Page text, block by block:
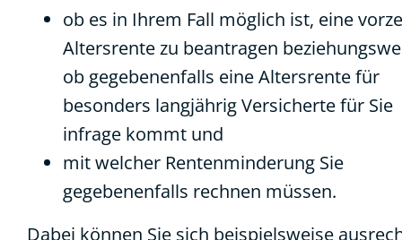
ob es in Ihrem Fall möglich ist, eine
Altersrente zu beantragen
ob gegebenenfalls eine Altersrente für
besonders langjährig Versicherte für Sie
infrage kommt und
mit welcher Rentenminderung Sie
gegebenenfalls rechnen müssen.
Dabei können Sie sich beispielsweise